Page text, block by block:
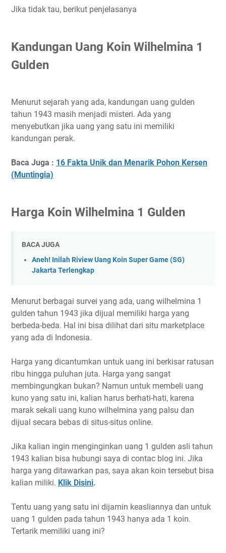
Jika tidak tau, berikut penjelasanya
Kandungan Uang Koin Wilhelmina 1
Gulden
Menurut sejarah yang ada, kandungan uang gulden
tahun 1943 masih menjadi misteri. Ada yang
menyebutkan jika uang yang satu ini memiliki
kandungan perak.
Baca Juga : 16 Fakta Unik dan Menarik Pohon Kersen
(Muntingia)
Harga Koin Wilhelmina 1 Gulden
BACA JUGA
Aneh! Inilah Riview Uang Koin Super Game (SG)
Jakarta Terlengkap
Menurut berbagai survei yang ada, uang wilhelmina 1
gulden tahun 1943 jika dijual memiliki harga yang
berbeda-beda. Hal ini bisa dilihat dari situ marketplace
yang ada di Indonesia.
Harga yang dicantumkan untuk uang ini berkisar ratusan
ribu hingga puluhan juta. Harga yang sangat
membingungkan bukan? Namun untuk membeli uang
kuno yang satu ini, kalian harus berhati-hati, karena
marak sekali uang kuno wilhelmina yang palsu dan
dijual secara bebas di situs-situs online.
Jika kalian ingin menginginkan uang 1 gulden asli tahun
1943 kalian bisa hubungi saya di contac blog ini. Jika
harga yang ditawarkan pas, saya akan koin tersebut bisa
kalian miliki. Klik Disini.
Tentu uang yang satu ini dijamin keasliannya dan untuk
uang 1 gulden pada tahun 1943 hanya ada 1 koin.
Tertarik memiliki uang ini?